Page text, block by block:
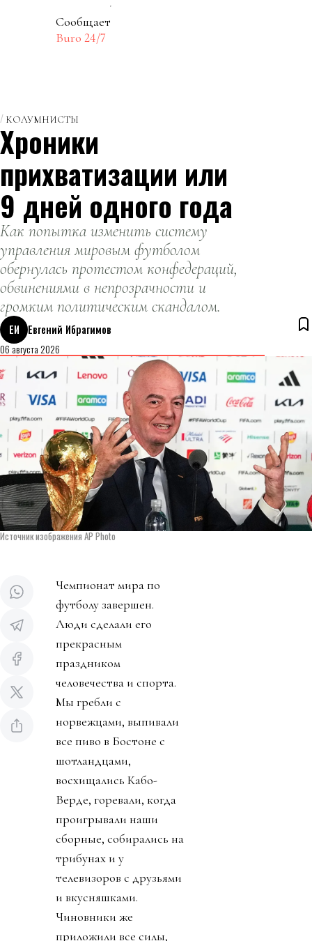
Сообщает
Buro 24/7
КОЛУМНИСТЫ
Хроники
прихватизации или
9 дней одного года
Как попытка изменить систему
управления мировым футболом
обернулась протестом конфедераций,
обвинениями в непрозрачности и
громким политическим скандалом.
ЕИ
Евгений Ибрагимов
06 августа 2026
Источник изображения AP Photo
Чемпионат мира по
футболу завершен.
Люди сделали его
прекрасным
праздником
человечества и спорта.
Мы гребли с
норвежцами, выпивали
все пиво в Бостоне с
шотландцами,
восхищались Кабо-
Верде, горевали, когда
проигрывали наши
сборные, собирались на
трибунах и у
телевизоров с друзьями
и вкусняшками.
Чиновники же
приложили все силы,